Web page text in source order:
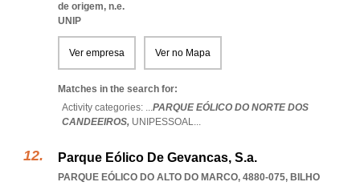
de origem, n.e.
UNIP
Ver empresa Ver no Mapa
Matches in the search for:
Activity categories: ...PARQUE EÓLICO DO NORTE DOS
CANDEEIROS, UNIPESSOAL...
Parque Eólico De Gevancas, S.a.
PARQUE EÓLICO DO ALTO DO MARCO, 4880-075, BILHO